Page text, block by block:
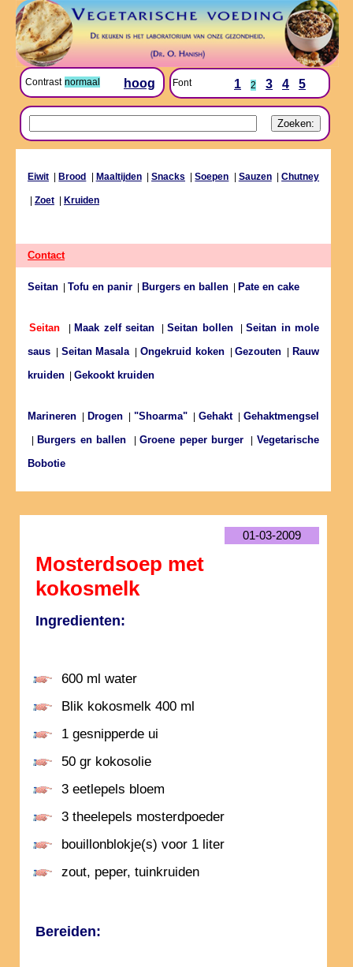
Contrast normaal hoog Font 1 2 3 4 5
Eiwit Brood Maaltijden|Snacks |Soepen Sauzen|Chutney
Zoet Kruiden
Contact
Seitan Tofu en panir Burgers en ballen Pate en cake
Seitan Maak zelf seitan |Seitan bollen|Seitan in mole
saus
Seitan Masala|Ongekruid koken|Gezouten
Rauw
kruiden
Gekookt kruiden
Marineren Drogen "Shoarma" Gehakt|Gehaktmengsel
Burgers en ballen |Groene peper burger |Vegetarische
Bobotie
01-03-2009
Mosterdsoep met
kokosmelk
Ingredienten:
600 ml water
Blik kokosmelk 400 ml
1 gesnipperde ui
50 gr kokosolie
3 eetlepels bloem
3 theelepels mosterdpoeder
bouillonblokje(s) voor 1 liter
zout, peper, tuinkruiden
Bereiden: